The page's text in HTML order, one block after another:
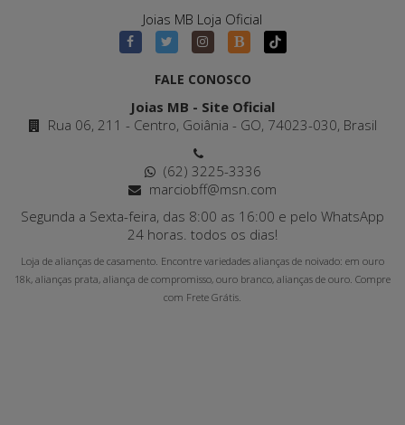
Joias MB Loja Oficial
FALE CONOSCO
Joias MB - Site Oficial
Rua 06, 211 - Centro, Goiânia - GO, 74023-030, Brasil
(62) 3225-3336
marciobff@msn.com
Segunda a Sexta-feira, das 8:00 as 16:00 e pelo WhatsApp
24 horas. todos os dias!
Loja de alianças de casamento. Encontre variedades alianças de noivado: em ouro
18k, alianças prata, aliança de compromisso, ouro branco, alianças de ouro. Compre
com Frete Grátis.